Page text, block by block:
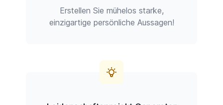
Erstellen Sie mühelos starke,
einzigartige persönliche Aussagen!